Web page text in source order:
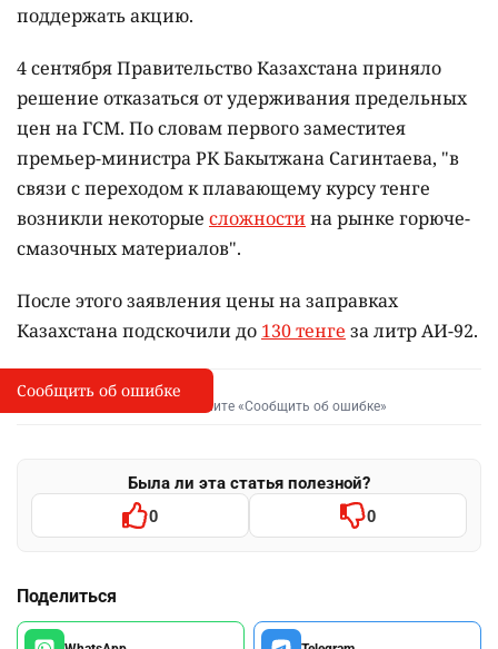
поддержать акцию.
4 сентября Правительство Казахстана приняло
решение отказаться от удерживания предельных
цен на ГСМ. По словам первого заместитея
премьер-министра РК Бакытжана Сагинтаева, "в
связи с переходом к плавающему курсу тенге
возникли некоторые сложностина рынке горюче-
смазочных материалов".
После этого заявления цены на заправках
Казахстана подскочили до 130 тенге за литр АИ-92.
I
Сообщить об опечатке
Выделите фрагмент и нажмите «Сообщить об ошибке»
Была ли эта статья полезной?
0 0
Поделиться
Сообщить об ошибке